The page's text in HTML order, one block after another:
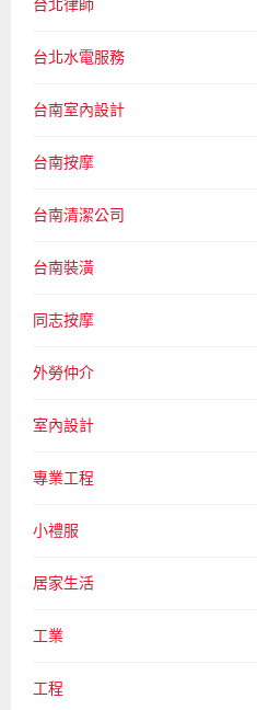
台北律師
台北水電服務
台南室內設計
台南按摩
台南清潔公司
台南裝潢
同志按摩
外勞仲介
室內設計
專業工程
小禮服
居家生活
工業
工程